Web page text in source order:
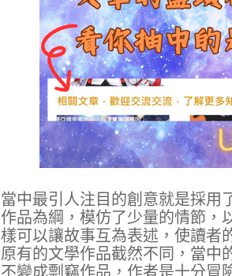
當中最引人注目的創意就是採用
作品為綱，模仿了少量的情節，
樣可以讓故事互為表述，使讀者
原有的文學作品截然不同，當中
不變成剽竊作品，作者是十分冒